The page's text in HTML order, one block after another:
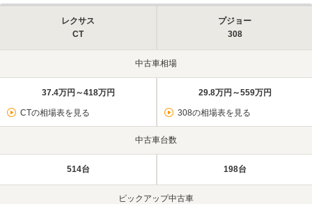
レクサス
CT
プジョー
308
中古車相場
37.4万円～418万円
CTの相場表を見る
29.8万円～559万円
308の相場表を見る
中古車台数
514台 198台
ピックアップ中古車